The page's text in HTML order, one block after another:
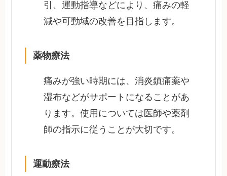
引、運動指導などにより、痛みの軽
減や可動域の改善を目指します。
薬物療法
痛みが強い時期には、消炎鎮痛薬や
湿布などがサポートになることがあ
ります。使用については医師や薬剤
師の指示に従うことが大切です。
運動療法